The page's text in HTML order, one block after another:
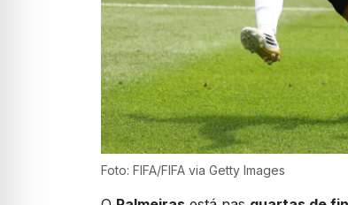
Foto: FIFA/FIFA via Getty Images